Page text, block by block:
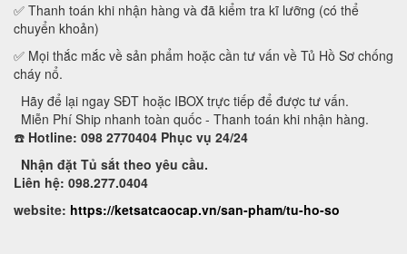
✅ Thanh toán khi nhận hàng và đã kiểm tra kĩ lưỡng (có thể
chuyển khoản)
✅ Mọi thắc mắc về sản phẩm hoặc cần tư vấn về Tủ Hồ Sơ chống
cháy nổ.
Hãy để lại ngay SĐT hoặc IBOX trực tiếp để được tư vấn.
Miễn Phí Ship nhanh toàn quốc - Thanh toán khi nhận hàng.
☎️ Hotline: 098 2770404 Phục vụ 24/24
Nhận đặt Tủ sắt theo yêu cầu.
Liên hệ: 098.277.0404
website: https://ketsatcaocap.vn/san-pham/tu-ho-so